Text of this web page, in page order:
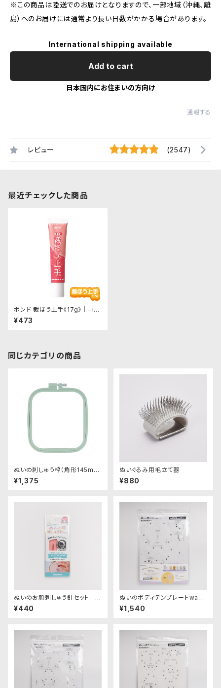
※この商品は陸送でのお届けとなりますので、一部地域（沖縄、離
島）へのお届けには通常より長い日数がかかる場合があります。
International shipping available
Add to cart
日本国内にお住まいの方向け
通報する
レビュー (2547)
最近チェックした商品
ボンド 裁ほう上手《17g》｜コニ
シ
¥473
同じカテゴリの商品
ぬいの刺しゅう枠（角形145mm
×165mm）｜清原株式会社
¥1,375
ぬいぐるみ用毛立て器
¥880
ぬいのお顔刺しゅう針セット｜清
原株式会社
¥440
ぬいのボディテンプレートwaw
aちゃん20cm｜清原株式会社
¥1,540